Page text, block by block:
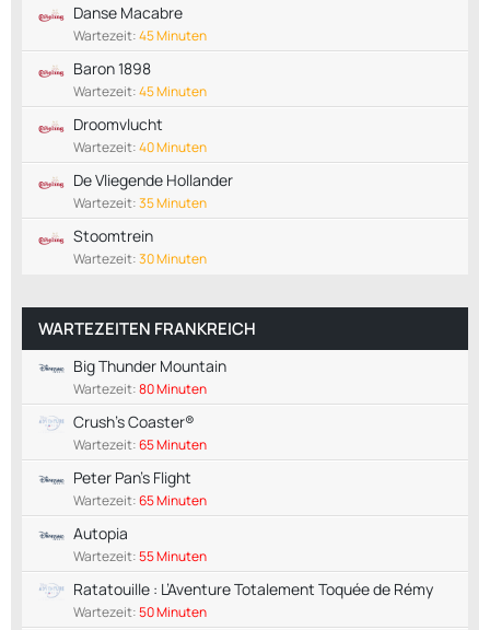
Danse Macabre
Wartezeit:45 Minuten
Baron 1898
Wartezeit:45 Minuten
Droomvlucht
Wartezeit:40 Minuten
De Vliegende Hollander
Wartezeit:35 Minuten
Stoomtrein
Wartezeit:30 Minuten
WARTEZEITEN FRANKREICH
Big Thunder Mountain
Wartezeit:80 Minuten
Crush's Coaster®
Wartezeit:65 Minuten
Peter Pan's Flight
Wartezeit:65 Minuten
Autopia
Wartezeit:55 Minuten
Ratatouille : L’Aventure Totalement Toquée de Rémy
Wartezeit:50 Minuten